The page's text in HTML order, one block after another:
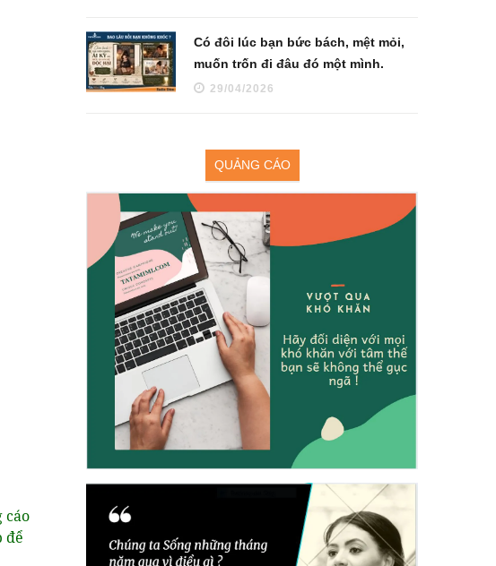
cáo
để
Có đôi lúc bạn bức bách, mệt mỏi,
muốn trốn đi đâu đó một mình.
29/04/2026
QUẢNG CÁO